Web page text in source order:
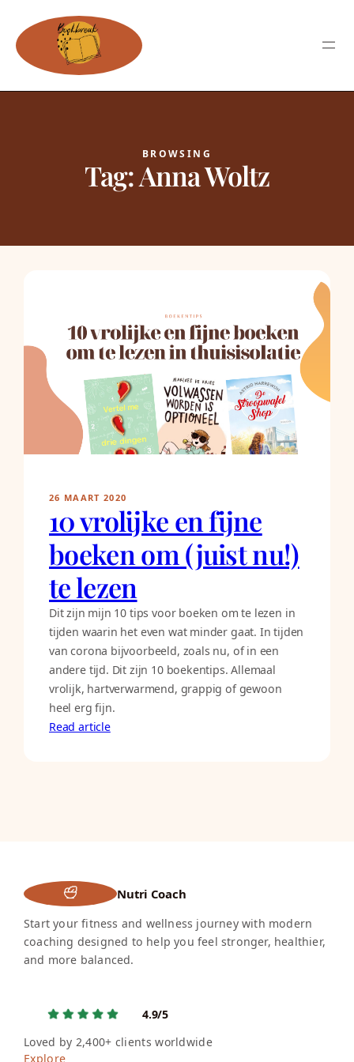
BROWSING
Tag:Anna Woltz
26 MAART 2020
10 vrolijke en fijne
boeken om (juist nu!)
te lezen
Dit zijn mijn 10 tips voor boeken om te lezen in
tijden waarin het even wat minder gaat. In tijden
van corona bijvoorbeeld, zoals nu, of in een
andere tijd. Dit zijn 10 boekentips. Allemaal
vrolijk, hartverwarmend, grappig of gewoon
heel erg fijn.
Read article
Nutri Coach
Start your fitness and wellness journey with modern
coaching designed to help you feel stronger, healthier,
and more balanced.
4.9/5
Loved by 2,400+ clients worldwide
Explore